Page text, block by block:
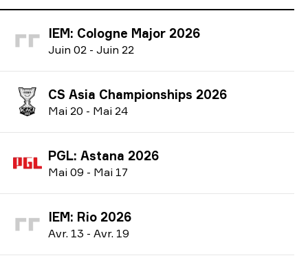
IEM: Cologne Major 2026
Juin 02 - Juin 22
CS Asia Championships 2026
Mai 20 - Mai 24
PGL: Astana 2026
Mai 09 - Mai 17
IEM: Rio 2026
Avr. 13 - Avr. 19